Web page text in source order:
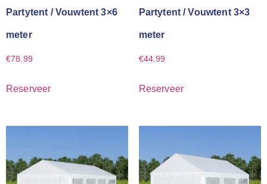
Partytent / Vouwtent 3×6
meter
€78.99
Reserveer
Partytent / Vouwtent 3×3
meter
€44.99
Reserveer